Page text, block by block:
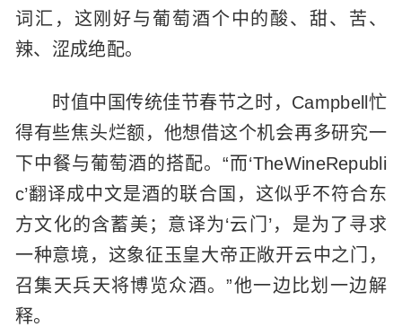
词汇，这刚好与葡萄酒个中的酸、甜、苦、
辣、涩成绝配。
时值中国传统佳节春节之时，Campbell忙
得有些焦头烂额，他想借这个机会再多研究一
下中餐与葡萄酒的搭配。“而‘TheWineRepubli
c’翻译成中文是酒的联合国，这似乎不符合东
方文化的含蓄美；意译为‘云门’，是为了寻求
一种意境，这象征玉皇大帝正敞开云中之门，
召集天兵天将博览众酒。”他一边比划一边解
释。